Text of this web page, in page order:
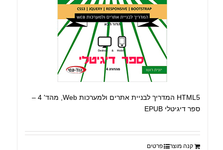
HTML5 המדריך לבניית אתרים ולמערכות Web, מהד' 4 –
ספר דיגיטלי EPUB
קנה מוצר פרטים